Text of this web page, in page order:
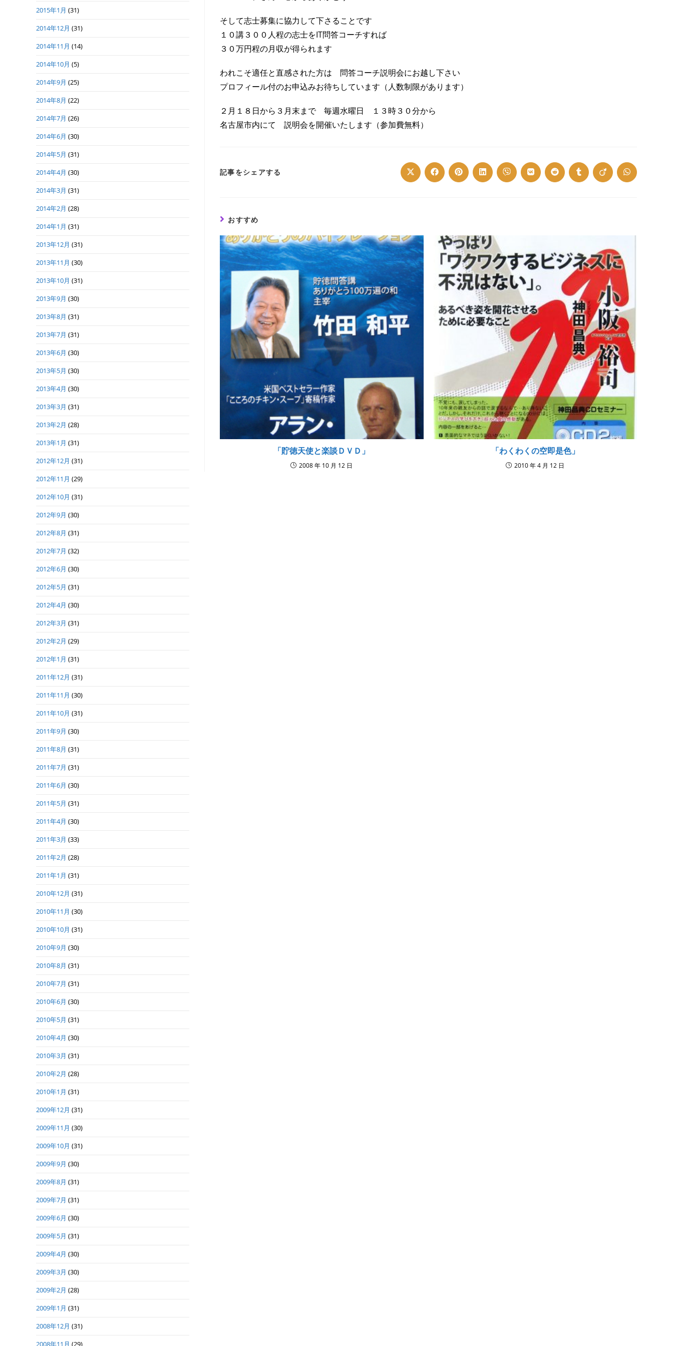
そして志士募集に協力して下さることです
１０講３００人程の志士をIT問答コーチすれば
３０万円程の月収が得られます
われこそ適任と直感された方は 問答コーチ説明会にお越し下さい
プロフィール付のお申込みお待ちしています（人数制限があります）
２月１８日から３月末まで 毎週水曜日 １３時３０分から
名古屋市内にて 説明会を開催いたします（参加費無料）
記事をシェアする Opens
in
Opens
in
Opens
in
Opens
in
Opens
in
Opens
in
Opens
in
Opens
in
Opens
in
Opens
in
おすすめ
「貯徳天使と楽談ＤＶＤ」
2008 年 10 月 12 日
「わくわくの空即是色」
2010 年 4 月 12 日
2015年1月 (31)
2014年12月 (31)
2014年11月 (14)
2014年10月 (5)
2014年9月 (25)
2014年8月 (22)
2014年7月 (26)
2014年6月 (30)
2014年5月 (31)
2014年4月 (30)
2014年3月 (31)
2014年2月 (28)
2014年1月 (31)
2013年12月 (31)
2013年11月 (30)
2013年10月 (31)
2013年9月 (30)
2013年8月 (31)
2013年7月 (31)
2013年6月 (30)
2013年5月 (30)
2013年4月 (30)
2013年3月 (31)
2013年2月 (28)
2013年1月 (31)
2012年12月 (31)
2012年11月 (29)
2012年10月 (31)
2012年9月 (30)
2012年8月 (31)
2012年7月 (32)
2012年6月 (30)
2012年5月 (31)
2012年4月 (30)
2012年3月 (31)
2012年2月 (29)
2012年1月 (31)
2011年12月 (31)
2011年11月 (30)
2011年10月 (31)
2011年9月 (30)
2011年8月 (31)
2011年7月 (31)
2011年6月 (30)
2011年5月 (31)
2011年4月 (30)
2011年3月 (33)
2011年2月 (28)
2011年1月 (31)
2010年12月 (31)
2010年11月 (30)
2010年10月 (31)
2010年9月 (30)
2010年8月 (31)
2010年7月 (31)
2010年6月 (30)
2010年5月 (31)
2010年4月 (30)
2010年3月 (31)
2010年2月 (28)
2010年1月 (31)
2009年12月 (31)
2009年11月 (30)
2009年10月 (31)
2009年9月 (30)
2009年8月 (31)
2009年7月 (31)
2009年6月 (30)
2009年5月 (31)
2009年4月 (30)
2009年3月 (30)
2009年2月 (28)
2009年1月 (31)
2008年12月 (31)
2008年11月 (29)